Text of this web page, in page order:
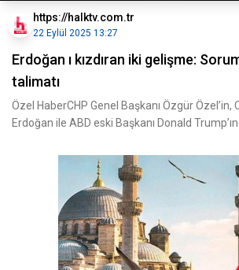
https://halktv.com.tr
22 Eylül 2025 13:27
Erdoğan ı kızdıran iki gelişme:
talimatı
Özel HaberCHP Genel Başkanı Özgür Özel’in,
Erdoğan ile ABD eski Başkanı Donald